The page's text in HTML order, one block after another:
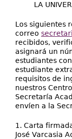
LA
Los siguientes
correo
recibidos,
asignará un
estudiantes
estudiante
requisitos de
nuestros
Secretaría
envíen a la
1. Carta
José Varcasia